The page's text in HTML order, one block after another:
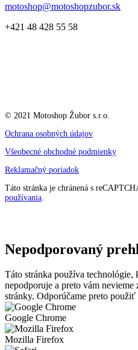
motoshop@motoshopzubor.sk
+421 48 428 55 58
© 2021 Motoshop Žubor s.r.o.
Ochrana osobných údajov
Všeobecné obchodné podmienky
Reklamačný poriadok
Táto stránka je chránená s
používania
Nepodporovaný
Táto stránka používa technológie,
nepodporuje a preto vám
stránky. Odporúčame preto
Google Chrome
Mozilla Firefox